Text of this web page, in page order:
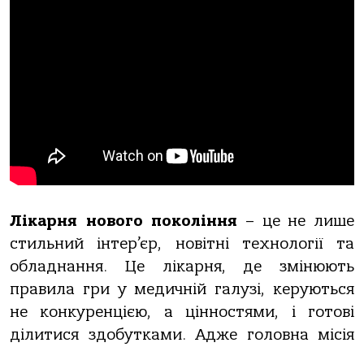
Лікарня нового покоління – це не лише
стильний інтер’єр, новітні технології та
обладнання. Це лікарня, де змінюють
правила гри у медичній галузі, керуються
не конкуренцією, а цінностями, і готові
ділитися здобутками. Адже головна місія